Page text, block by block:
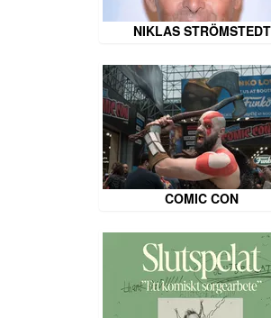
NIKLAS STRÖMSTEDT
COMIC CON